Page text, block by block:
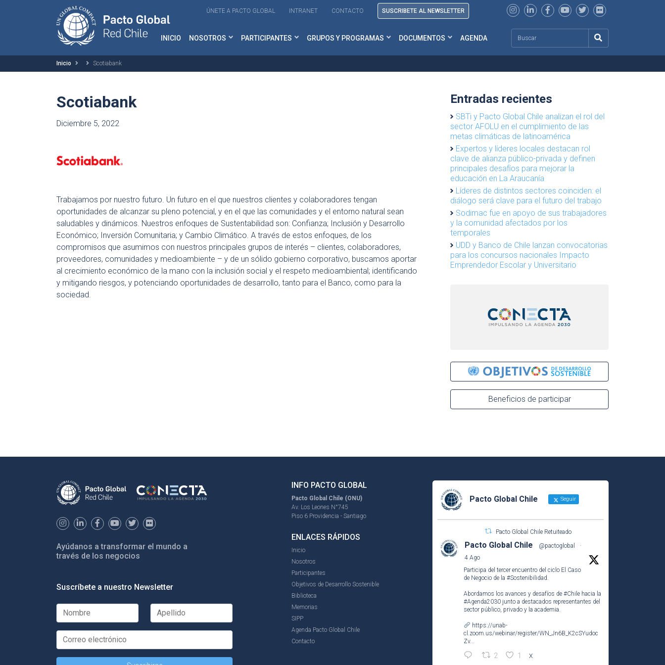
ÚNETE A PACTO GLOBAL INTRANET CONTACTO SUSCRIBETE AL NEWSLETTER
INICIO NOSOTROS PARTICIPANTES GRUPOS Y PROGRAMAS DOCUMENTOS AGENDA
Inicio Scotiabank
Scotiabank
Diciembre 5, 2022
Trabajamos por nuestro futuro. Un futuro en el que nuestros clientes y colaboradores tengan
oportunidades de alcanzar su pleno potencial, y en el que las comunidades y el entorno natural sean
saludables y dinámicos. Nuestros enfoques de Sustentabilidad son: Confianza; Inclusión y Desarrollo
Económico; Inversión Comunitaria; y Cambio Climático. A través de estos enfoques, de los
compromisos que asumimos con nuestros principales grupos de interés – clientes, colaboradores,
proveedores, comunidades y medioambiente – y de un sólido gobierno corporativo, buscamos aportar
al crecimiento económico de la mano con la inclusión social y el respeto medioambiental; identificando
y mitigando riesgos, y potenciando oportunidades de desarrollo, tanto para el Banco, como para la
sociedad.
Entradas recientes
SBTi y Pacto Global Chile analizan el rol del
sector AFOLU en el cumplimiento de las
metas climáticas de latinoamérica
Expertos y líderes locales destacan rol
clave de alianza público-privada y definen
principales desafíos para mejorar la
educación en La Araucanía
Líderes de distintos sectores coinciden: el
diálogo será clave para el futuro del trabajo
Sodimac fue en apoyo de sus trabajadores
y la comunidad afectados por los
temporales
UDD y Banco de Chile lanzan convocatorias
para los concursos nacionales Impacto
Emprendedor Escolar y Universitario
Beneficios de participar
Ayúdanos a transformar el mundo a
través de los negocios
Suscríbete a nuestro Newsletter
INFO PACTO GLOBAL
Pacto Global Chile (ONU)
Av. Los Leones N°745
Piso 6 Providencia - Santiago
ENLACES RÁPIDOS
Inicio
Nosotros
Participantes
Objetivos de Desarrollo Sostenible
Biblioteca
Memorias
SIPP
Agenda Pacto Global Chile
Contacto
Pacto Global Chile Seguir
Pacto Global Chile Retuiteado
Pacto Global Chile @pactoglobal
·
4 Ago
Participa del tercer encuentro del ciclo El Caso
de Negocio de la #Sostenibilidad.
Abordamos los avances y desafíos de #Chile hacia la
#Agenda2030 junto a destacados representantes del
sector público, privado y la academia.
https://unab-
cl.zoom.us/webinar/register/WN_Jn6B_K2cSYudoc
Zv...
2 1 X